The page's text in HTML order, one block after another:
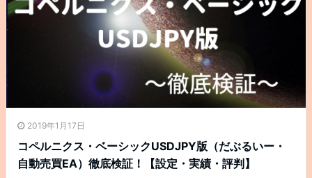
2019年1月17日
コペルニクス・ベーシックUSDJPY版（だぶるいー・
自動売買EA）徹底検証！【設定・実績・評判】